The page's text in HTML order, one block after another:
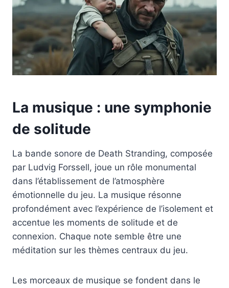
La musique : une symphonie
de solitude
La bande sonore de Death Stranding, composée
par Ludvig Forssell, joue un rôle monumental
dans l’établissement de l’atmosphère
émotionnelle du jeu. La musique résonne
profondément avec l’expérience de l’isolement et
accentue les moments de solitude et de
connexion. Chaque note semble être une
méditation sur les thèmes centraux du jeu.
Les morceaux de musique se fondent dans le